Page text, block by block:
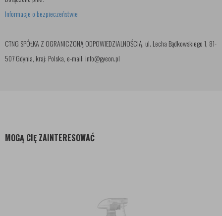
Informacje o bezpieczeństwie
CTNG SPÓŁKA Z OGRANICZONĄ ODPOWIEDZIALNOŚCIĄ, ul. Lecha Bądkowskiego 1, 81-
507 Gdynia, kraj: Polska, e-mail: info@gyeon.pl
MOGĄ CIĘ ZAINTERESOWAĆ